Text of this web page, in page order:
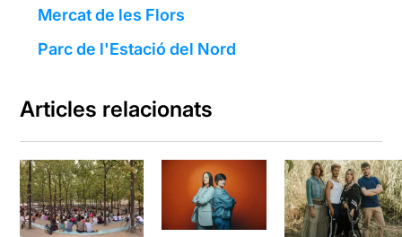
Mercat de les Flors
Parc de l'Estació del Nord
Articles relacionats